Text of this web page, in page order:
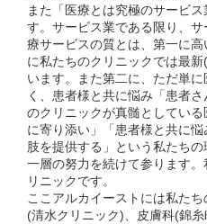
また「医療とは究極のサービ
す。サービス業である限り、
療サービスの質とは、第一に
に私たちのクリニックでは最
います。また第二に、ただ単
く、患者様と共に悩み「患者
のクリニックが真髄としてい
に寄り添い」「患者様と共に
肢を提供する」という私たち
一層の努力を続けて参ります
リニックです。
ここアルカイーストには私た
(清水クリニック)、皮膚科(錦